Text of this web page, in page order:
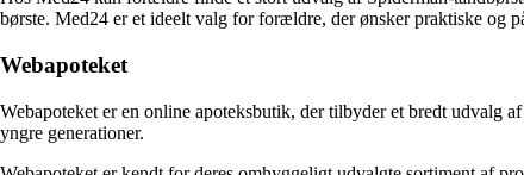
børste. Med24 er et ideelt valg for forældre, der ønsker praktiske og
Webapoteket
Webapoteket er en online apoteksbutik, der tilbyder et bredt udvalg
yngre generationer.